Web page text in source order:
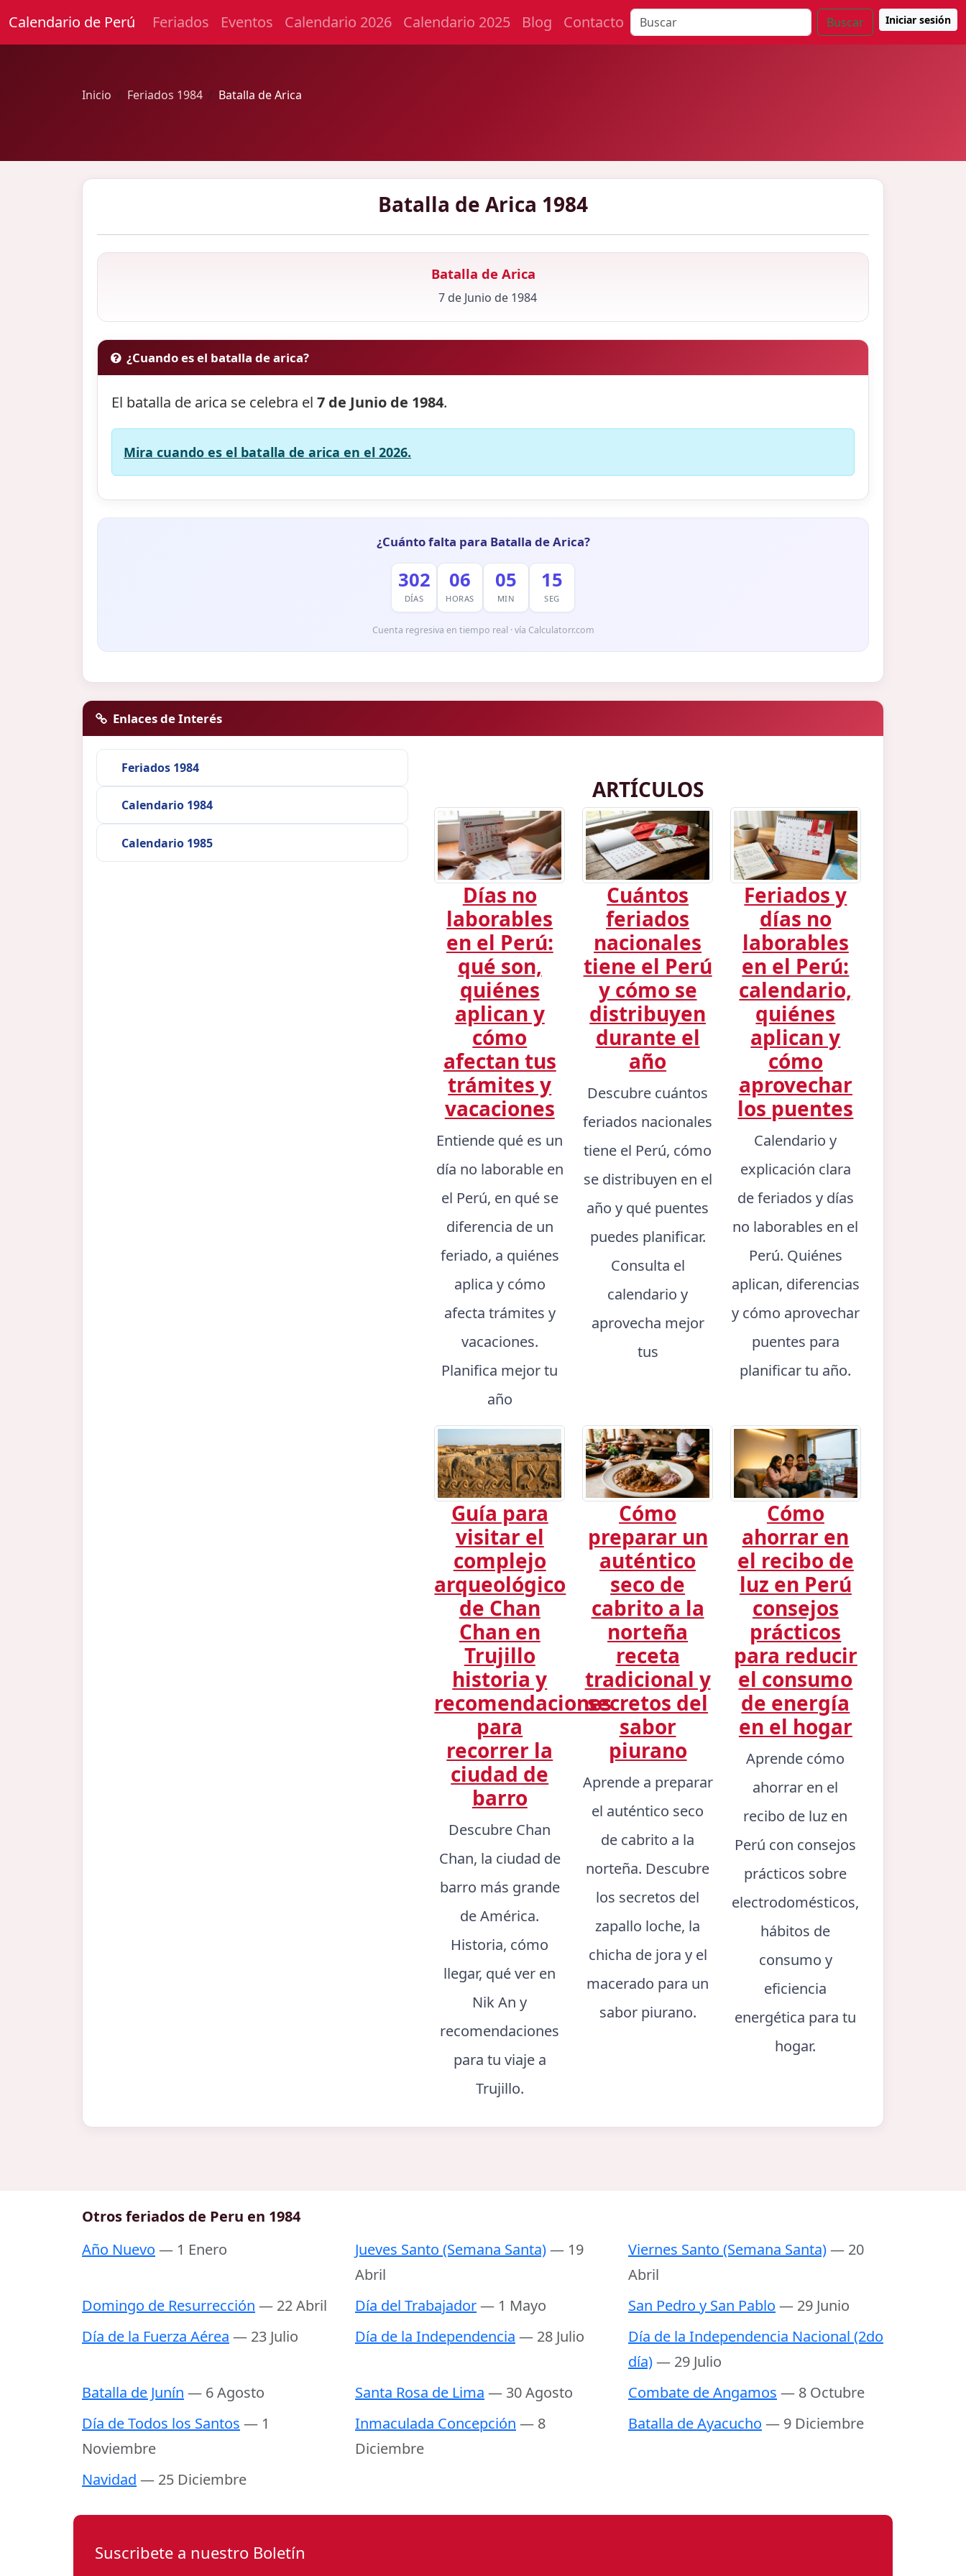
Calendario de Perú Feriados Eventos Calendario 2026 Calendario 2025 Blog Contacto Buscar Iniciar sesión
Inicio Feriados 1984 Batalla de Arica
Batalla de Arica 1984
Batalla de Arica
7 de Junio de 1984
¿Cuando es el batalla de arica?
El batalla de arica se celebra el7 de Junio de 1984.
Mira cuando es el batalla de arica en el 2026.
¿Cuánto falta para Batalla de Arica?
302
DÍAS
06
HORAS
05
MIN
14
SEG
Cuenta regresiva en tiempo real · vía Calculatorr.com
Enlaces de Interés
Feriados 1984
Calendario 1984
Calendario 1985
ARTÍCULOS
Días no
laborables
en el Perú:
qué son,
quiénes
aplican y
cómo
afectan tus
trámites y
vacaciones
Entiende qué es un
día no laborable en
el Perú, en qué se
diferencia de un
feriado, a quiénes
aplica y cómo
afecta trámites y
vacaciones.
Planifica mejor tu
año
Cuántos
feriados
nacionales
tiene el Perú
y cómo se
distribuyen
durante el
año
Descubre cuántos
feriados nacionales
tiene el Perú, cómo
se distribuyen en el
año y qué puentes
puedes planificar.
Consulta el
calendario y
aprovecha mejor
tus
Feriados y
días no
laborables
en el Perú:
calendario,
quiénes
aplican y
cómo
aprovechar
los puentes
Calendario y
explicación clara
de feriados y días
no laborables en el
Perú. Quiénes
aplican, diferencias
y cómo aprovechar
puentes para
planificar tu año.
Guía para
visitar el
complejo
arqueológico
de Chan
Chan en
Trujillo
historia y
recomendaciones
para
recorrer la
ciudad de
barro
Descubre Chan
Chan, la ciudad de
barro más grande
de América.
Historia, cómo
llegar, qué ver en
Nik An y
recomendaciones
para tu viaje a
Trujillo.
Cómo
preparar un
auténtico
seco de
cabrito a la
norteña
receta
tradicional y
secretos del
sabor
piurano
Aprende a preparar
el auténtico seco
de cabrito a la
norteña. Descubre
los secretos del
zapallo loche, la
chicha de jora y el
macerado para un
sabor piurano.
Cómo
ahorrar en
el recibo de
luz en Perú
consejos
prácticos
para reducir
el consumo
de energía
en el hogar
Aprende cómo
ahorrar en el
recibo de luz en
Perú con consejos
prácticos sobre
electrodomésticos,
hábitos de
consumo y
eficiencia
energética para tu
hogar.
Otros feriados de Peru en 1984
Año Nuevo — 1 Enero Jueves Santo (Semana Santa)— 19
Abril
Viernes Santo (Semana Santa)— 20
Abril
Domingo de Resurrección — 22 Abril Día del Trabajador— 1 Mayo San Pedro y San Pablo — 29 Junio
Día de la Fuerza Aérea — 23 Julio Día de la Independencia — 28 Julio
Día de la Independencia Nacional (2do
día)— 29 Julio
Batalla de Junín — 6 Agosto Santa Rosa de Lima — 30 Agosto Combate de Angamos — 8 Octubre
Día de Todos los Santos — 1
Noviembre
Inmaculada Concepción — 8
Diciembre
Batalla de Ayacucho — 9 Diciembre
Navidad — 25 Diciembre
Suscribete a nuestro Boletín